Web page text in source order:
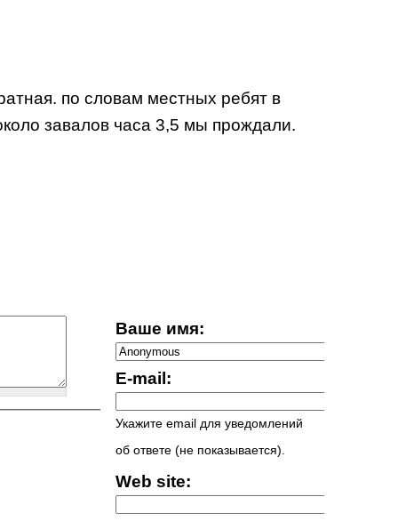
по словам местных ребят в
завалов часа 3,5 мы прождали.
Ваше имя:
E-mail:
Укажите email для уведомлений
об ответе (не показывается).
Web site: